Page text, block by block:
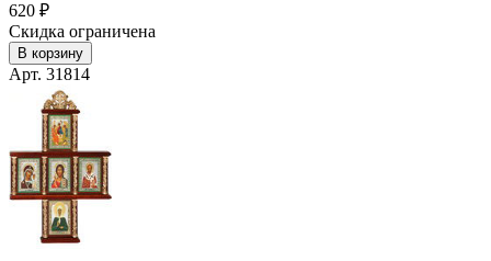
620 ₽
Скидка ограничена
В корзину
Арт. 31814